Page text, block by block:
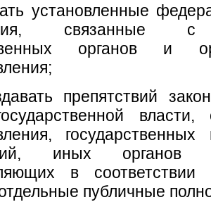
установленные
связанные с
органов и
препятствий
власти,
иных органов
в
публичные